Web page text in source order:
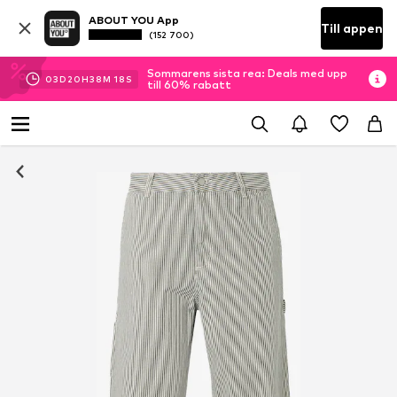
ABOUT YOU App
(152 700) Till appen
03D 20H38M 17 S
Sommarens sista rea: Deals med upp
till 60% rabatt